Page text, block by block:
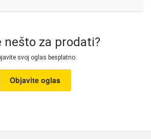
nešto za prodati?
svoj oglas besplatno.
Objavite oglas